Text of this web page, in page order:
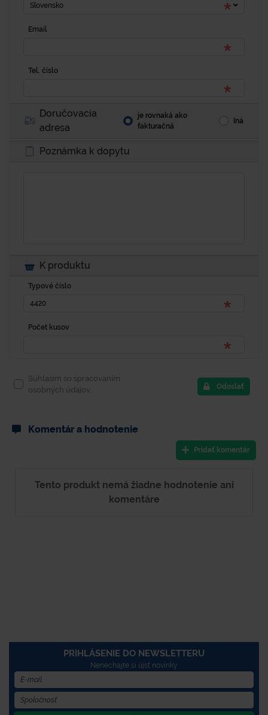
Slovensko
Email
Tel. číslo
Doručovacia
adresa
je rovnaká ako
fakturačná
Iná
Poznámka k dopytu
K produktu
Typové číslo
Počet kusov
Súhlasím so spracovaním
osobných údajov.
Odoslať
Komentár a hodnotenie
Pridať komentár
Tento produkt nemá žiadne hodnotenie ani
komentáre
PRIHLÁSENIE DO NEWSLETTERU
Nenechajte si újsť novinky